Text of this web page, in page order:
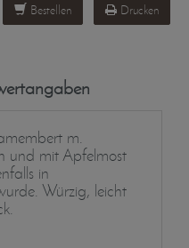
Bestellen Drucken
m.
und mit Apfelmost
in
Würzig, leicht